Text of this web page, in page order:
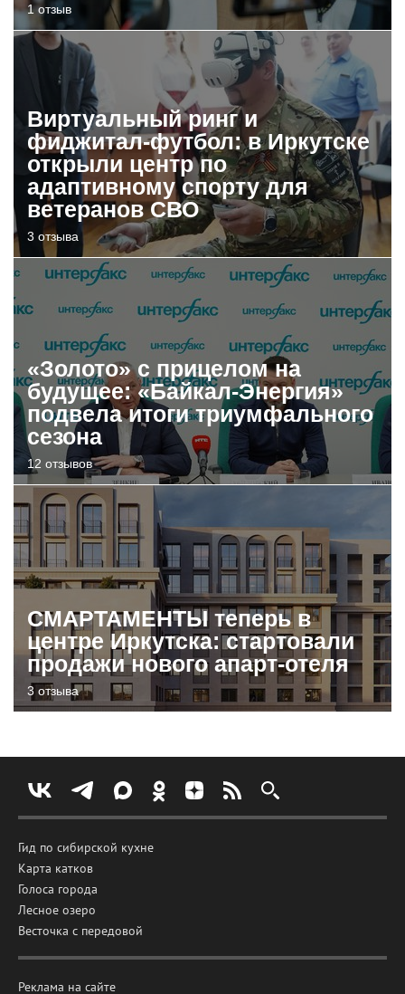
1 отзыв
Виртуальный ринг и
фиджитал-футбол: в Иркутске
открыли центр по
адаптивному спорту для
ветеранов СВО
3 отзыва
«Золото» с прицелом на
будущее: «Байкал-Энергия»
подвела итоги триумфального
сезона
12 отзывов
СМАРТАМЕНТЫ теперь в
центре Иркутска: стартовали
продажи нового апарт-отеля
3 отзыва
Гид по сибирской кухне
Карта катков
Голоса города
Лесное озеро
Весточка с передовой
Реклама на сайте